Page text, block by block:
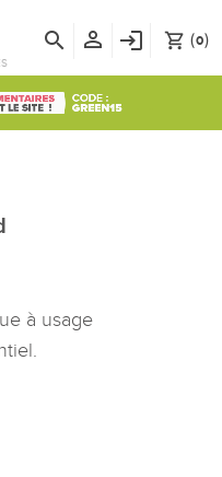
shopping_cart (0)
login
person_outline
search
à usage